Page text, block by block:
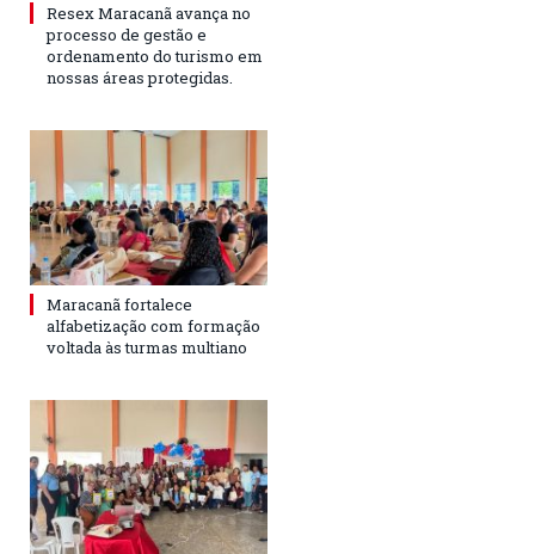
Resex Maracanã avança no
processo de gestão e
ordenamento do turismo em
nossas áreas protegidas.
Maracanã fortalece
alfabetização com formação
voltada às turmas multiano